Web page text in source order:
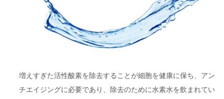
増えすぎた活性酸素を除去することが細胞を健康に保ち、アン
チエイジングに必要であり、除去のために水素水を飲まれてい